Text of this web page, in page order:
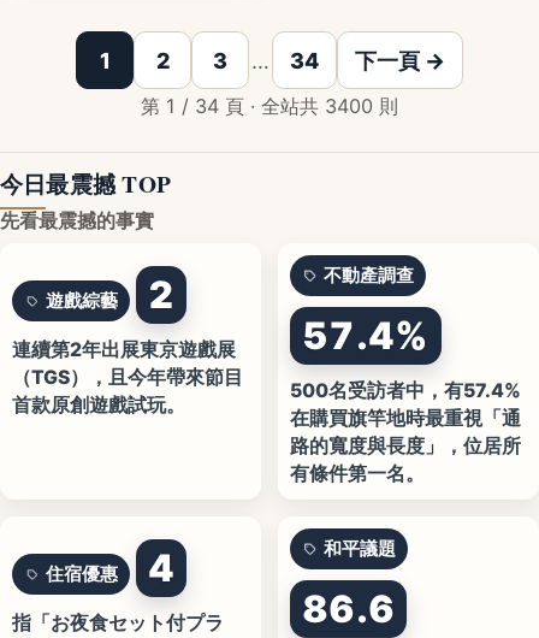
1 2 3 … 34 下一頁 →
第 1 / 34 頁 · 全站共 3400 則
今日最震撼 TOP
先看最震撼的事實
遊戲綜藝 2
連續第2年出展東京遊戲展
（TGS），且今年帶來節目
首款原創遊戲試玩。
不動產調查
57.4%
500名受訪者中，有57.4%
在購買旗竿地時最重視「通
路的寬度與長度」，位居所
有條件第一名。
住宿優惠 4
指「お夜食セット付プラ
和平議題
86.6